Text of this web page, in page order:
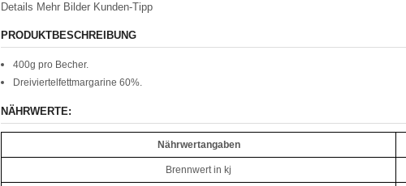
Details Mehr Bilder Kunden-Tipp
PRODUKTBESCHREIBUNG
400g pro Becher.
Dreiviertelfettmargarine 60%.
NÄHRWERTE:
Nährwertangaben
Brennwert in kj